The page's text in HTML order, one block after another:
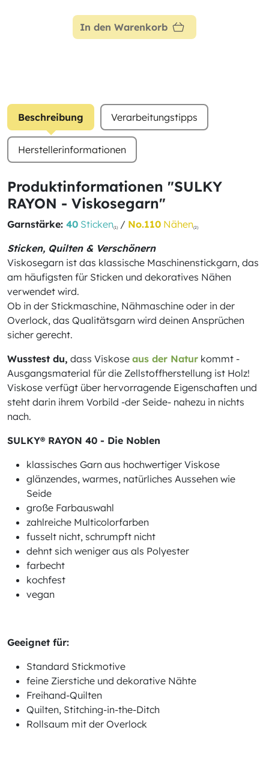
In den Warenkorb
Beschreibung Verarbeitungstipps
Herstellerinformationen
Produktinformationen "SULKY
RAYON - Viskosegarn"
Garnstärke: 40 Sticken(1)/ No.110 Nähen(2)
Sticken, Quilten & Verschönern
Viskosegarn ist das klassische Maschinenstickgarn, das
am häufigsten für Sticken und dekoratives Nähen
verwendet wird.
Ob in der Stickmaschine, Nähmaschine oder in der
Overlock, das Qualitätsgarn wird deinen Ansprüchen
sicher gerecht.
Wusstest du, dass Viskose aus der Natur kommt -
Ausgangsmaterial für die Zellstoffherstellung ist Holz!
Viskose verfügt über hervorragende Eigenschaften und
steht darin ihrem Vorbild -der Seide- nahezu in nichts
nach.
SULKY® RAYON 40 - Die Noblen
klassisches Garn aus hochwertiger Viskose
glänzendes, warmes, natürliches Aussehen wie
Seide
große Farbauswahl
zahlreiche Multicolorfarben
fusselt nicht, schrumpft nicht
dehnt sich weniger aus als Polyester
farbecht
kochfest
vegan
Geeignet für:
Standard Stickmotive
feine Zierstiche und dekorative Nähte
Freihand-Quilten
Quilten, Stitching-in-the-Ditch
Rollsaum mit der Overlock